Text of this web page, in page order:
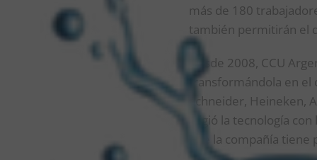
más de 180
también permitirán el
Desde 2008, CCU
transformándola en
Schneider, Heineken,
eligió la tecnología
que la compañía tiene